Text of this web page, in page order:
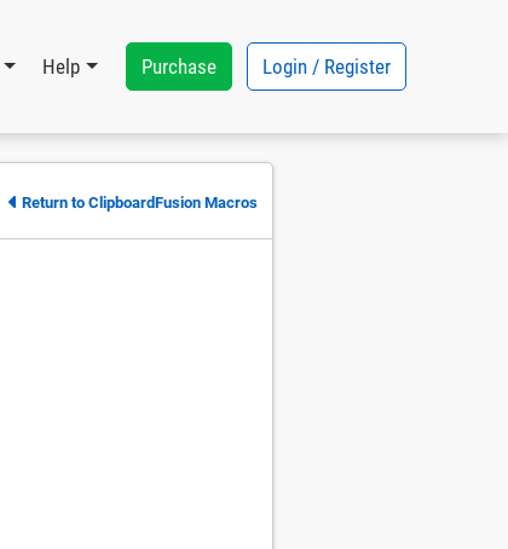
Help Purchase Login / Register
Return to ClipboardFusion Macros